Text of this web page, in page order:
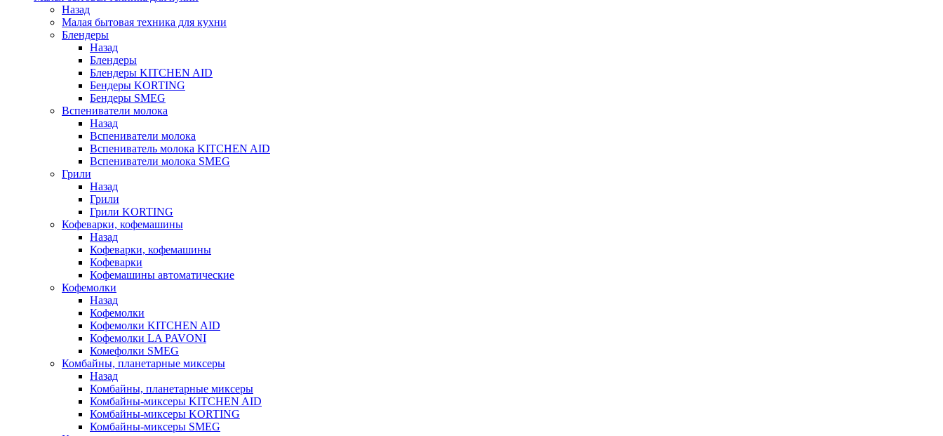
Назад
Малая бытовая техника для кухни
Блендеры
Назад
Блендеры
Блендеры KITCHEN AID
Бендеры KORTING
Бендеры SMEG
Вспениватели молока
Назад
Вспениватели молока
Вспениватель молока KITCHEN AID
Вспениватели молока SMEG
Грили
Назад
Грили
Грили KORTING
Кофеварки, кофемашины
Назад
Кофеварки, кофемашины
Кофеварки
Кофемашины автоматические
Кофемолки
Назад
Кофемолки
Кофемолки KITCHEN AID
Кофемолки LA PAVONI
Комефолки SMEG
Комбайны, планетарные миксеры
Назад
Комбайны, планетарные миксеры
Комбайны-миксеры KITCHEN AID
Комбайны-миксеры KORTING
Комбайны-миксеры SMEG